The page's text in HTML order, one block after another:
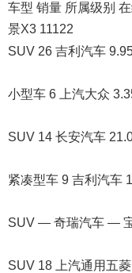
车型 销量 所属级别
景X3 11122
SUV 26 吉利汽车
小型车 6 上汽大众
SUV 14 长安汽车
紧凑型车 9 吉利汽车
SUV — 奇瑞汽车 —
SUV 18 上汽通用五